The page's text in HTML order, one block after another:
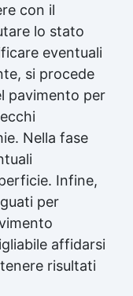
con il
lo stato
eventuali
si procede
pavimento per
Nella fase
Infine,
per
affidarsi
risultati